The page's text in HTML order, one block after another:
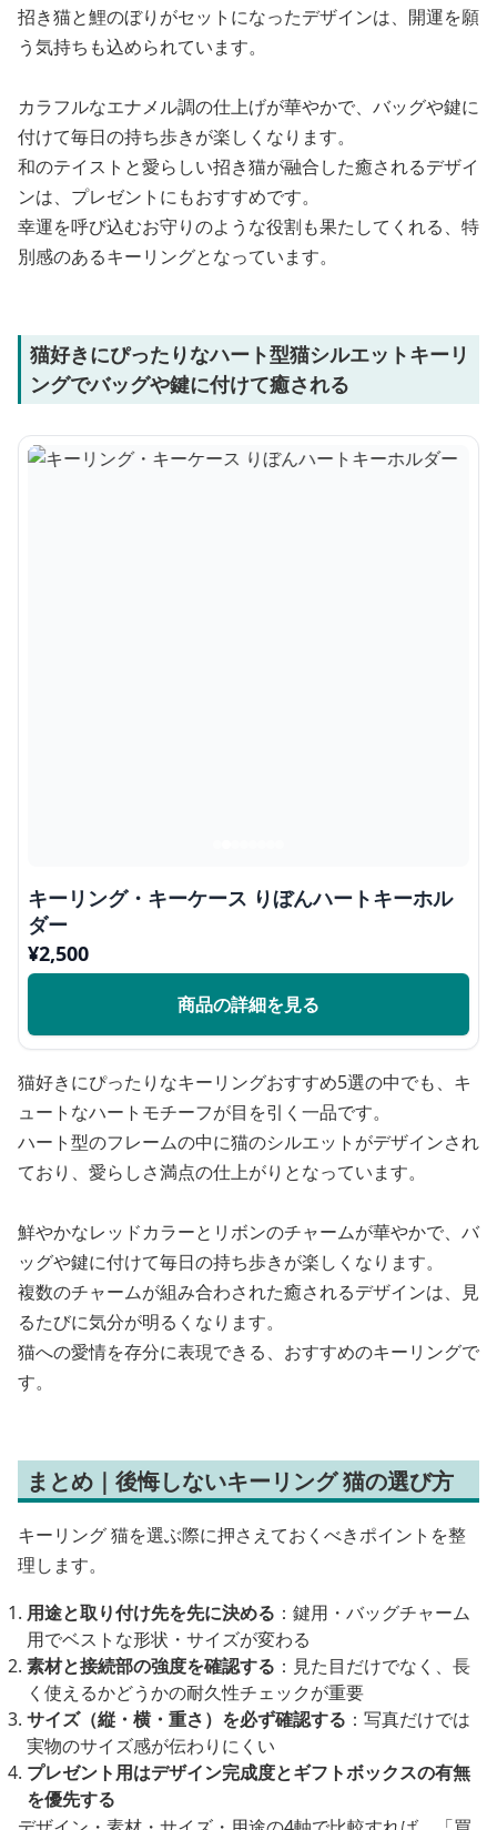
招き猫と鯉のぼりがセットになったデザインは、開運を願
う気持ちも込められています。
カラフルなエナメル調の仕上げが華やかで、バッグや鍵に
付けて毎日の持ち歩きが楽しくなります。
和のテイストと愛らしい招き猫が融合した癒されるデザイ
ンは、プレゼントにもおすすめです。
幸運を呼び込むお守りのような役割も果たしてくれる、特
別感のあるキーリングとなっています。
猫好きにぴったりなハート型猫シルエットキーリ
ングでバッグや鍵に付けて癒される
キーリング・キーケース りぼんハートキーホル
ダー
¥2,500
商品の詳細を見る
猫好きにぴったりなキーリングおすすめ5選の中でも、キ
ュートなハートモチーフが目を引く一品です。
ハート型のフレームの中に猫のシルエットがデザインされ
ており、愛らしさ満点の仕上がりとなっています。
鮮やかなレッドカラーとリボンのチャームが華やかで、バ
ッグや鍵に付けて毎日の持ち歩きが楽しくなります。
複数のチャームが組み合わされた癒されるデザインは、見
るたびに気分が明るくなります。
猫への愛情を存分に表現できる、おすすめのキーリングで
す。
まとめ｜後悔しないキーリング 猫の選び方
キーリング 猫を選ぶ際に押さえておくべきポイントを整
理します。
用途と取り付け先を先に決める ：鍵用・バッグチャーム
用でベストな形状・サイズが変わる
素材と接続部の強度を確認する ：見た目だけでなく、長
く使えるかどうかの耐久性チェックが重要
サイズ（縦・横・重さ）を必ず確認する ：写真だけでは
実物のサイズ感が伝わりにくい
プレゼント用はデザイン完成度とギフトボックスの有無
を優先する